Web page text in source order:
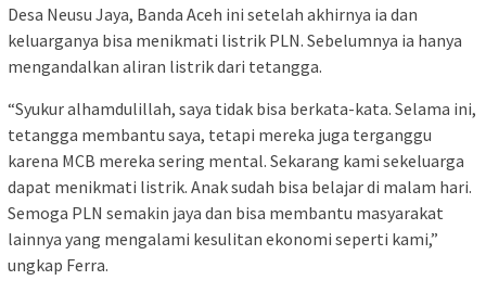
Desa Neusu Jaya, Banda Aceh ini setelah akhirnya ia dan
keluarganya bisa menikmati listrik PLN. Sebelumnya ia hanya
mengandalkan aliran listrik dari tetangga.
“Syukur alhamdulillah, saya tidak bisa berkata-kata. Selama ini,
tetangga membantu saya, tetapi mereka juga terganggu
karena MCB mereka sering mental. Sekarang kami sekeluarga
dapat menikmati listrik. Anak sudah bisa belajar di malam hari.
Semoga PLN semakin jaya dan bisa membantu masyarakat
lainnya yang mengalami kesulitan ekonomi seperti kami,”
ungkap Ferra.